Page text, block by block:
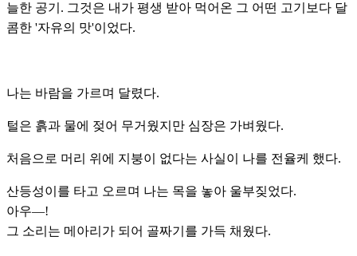
늘한 공기. 그것은 내가 평생 받아 먹어온 그 어떤 고기보다 달
콤한 '자유의 맛'이었다.
나는 바람을 가르며 달렸다.
털은 흙과 물에 젖어 무거웠지만 심장은 가벼웠다.
처음으로 머리 위에 지붕이 없다는 사실이 나를 전율케 했다.
산등성이를 타고 오르며 나는 목을 놓아 울부짖었다.
아우—!
그 소리는 메아리가 되어 골짜기를 가득 채웠다.